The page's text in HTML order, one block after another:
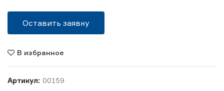
Оставить заявку
В избранное
Артикул: 00159